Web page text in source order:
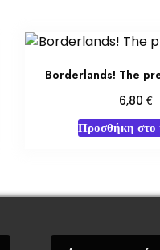
Borderlands! The
6,80€
Προσθήκη στο